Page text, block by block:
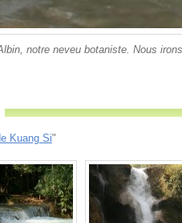
notre neveu botaniste. Nous
Kuang Si"